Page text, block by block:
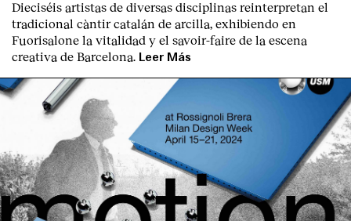
Contacto
Dieciséis artistas de diversas disciplinas reinterpretan el
tradicional càntir catalán de arcilla, exhibiendo en
Fuorisalone la vitalidad y el savoir-faire de la escena
creativa de Barcelona.
Leer Más